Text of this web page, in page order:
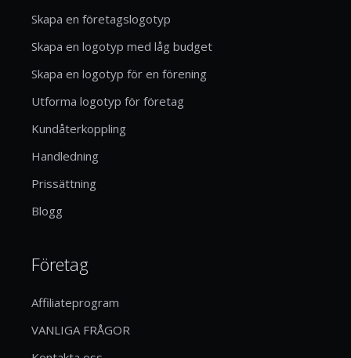
Skapa en företagslogotyp
Skapa en logotyp med låg budget
Skapa en logotyp för en förening
Utforma logotyp för företag
Kundåterkoppling
Handledning
Prissättning
Blogg
Företag
Affiliateprogram
VANLIGA FRÅGOR